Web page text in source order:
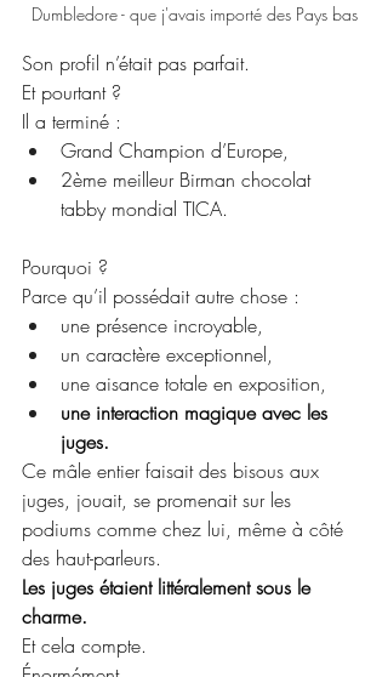
Dumbledore - que j'avais importé des Pays bas
Son profil n’était pas parfait.
Et pourtant ?
Il a terminé :
Grand Champion d’Europe,
2ème meilleur Birman chocolat
tabby mondial TICA.
Pourquoi ?
Parce qu’il possédait autre chose :
une présence incroyable,
un caractère exceptionnel,
une aisance totale en exposition,
une interaction magique avec les
juges.
Ce mâle entier faisait des bisous aux
juges, jouait, se promenait sur les
podiums comme chez lui, même à côté
des haut-parleurs.
Les juges étaient littéralement sous le
charme.
Et cela compte.